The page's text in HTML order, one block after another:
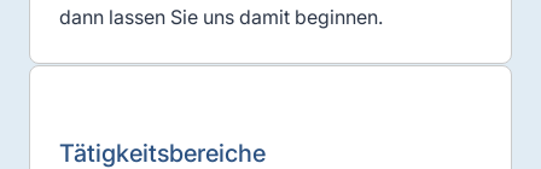
dann lassen Sie uns damit beginnen.
Tätigkeitsbereiche